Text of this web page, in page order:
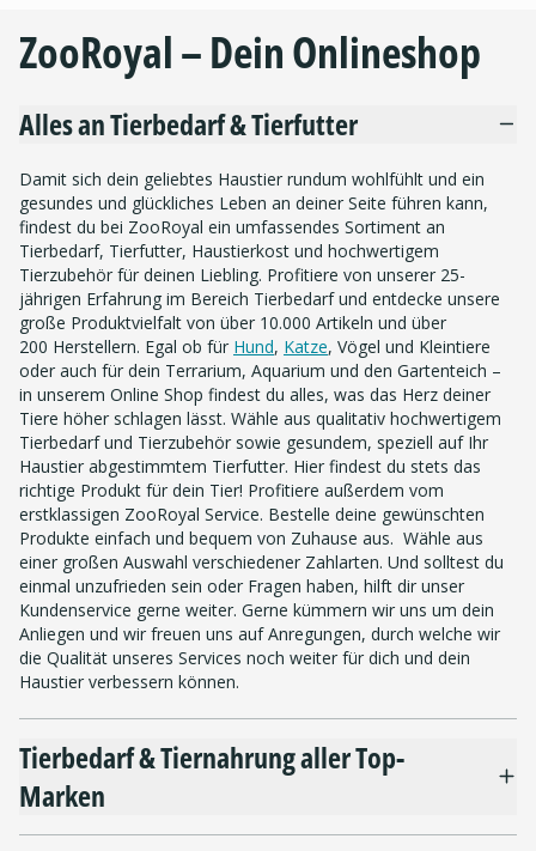
ZooRoyal – Dein Onlineshop
Alles an Tierbedarf & Tierfutter
Damit sich dein geliebtes Haustier rundum wohlfühlt und ein
gesundes und glückliches Leben an deiner Seite führen kann,
findest du bei ZooRoyal ein umfassendes Sortiment an
Tierbedarf, Tierfutter, Haustierkost und hochwertigem
Tierzubehör für deinen Liebling. Profitiere von unserer 25-
jährigen Erfahrung im Bereich Tierbedarf und entdecke unsere
große Produktvielfalt von über 10.000 Artikeln und über
200 Herstellern. Egal ob für Hund, Katze, Vögel und Kleintiere
oder auch für dein Terrarium, Aquarium und den Gartenteich –
in unserem Online Shop findest du alles, was das Herz deiner
Tiere höher schlagen lässt. Wähle aus qualitativ hochwertigem
Tierbedarf und Tierzubehör sowie gesundem, speziell auf Ihr
Haustier abgestimmtem Tierfutter. Hier findest du stets das
richtige Produkt für dein Tier! Profitiere außerdem vom
erstklassigen ZooRoyal Service. Bestelle deine gewünschten
Produkte einfach und bequem von Zuhause aus. Wähle aus
einer großen Auswahl verschiedener Zahlarten. Und solltest du
einmal unzufrieden sein oder Fragen haben, hilft dir unser
Kundenservice gerne weiter. Gerne kümmern wir uns um dein
Anliegen und wir freuen uns auf Anregungen, durch welche wir
die Qualität unseres Services noch weiter für dich und dein
Haustier verbessern können.
Tierbedarf & Tiernahrung aller Top-
Marken